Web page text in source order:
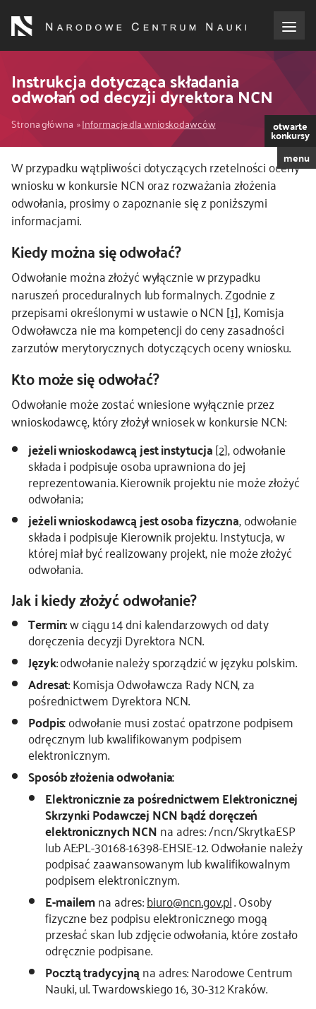
treści
dla wnioskodawców
dla realizujących projekty
dla ekspertów
efekty NCN
współpraca międzynarodowa
nagroda NCN
kontakt
Instrukcja dotycząca składania
odwołań od decyzji dyrektora NCN
Ścieżka
nawigacyjna
Strona główna Informacje dla wnioskodawców otwarte
konkursy
menu
W przypadku wątpliwości dotyczących rzetelności oceny
wniosku w konkursie NCN oraz rozważania złożenia
odwołania, prosimy o zapoznanie się z poniższymi
informacjami.
Kiedy można się odwołać?
Odwołanie można złożyć wyłącznie w przypadku
naruszeń proceduralnych lub formalnych. Zgodnie z
przepisami określonymi w ustawie o NCN[1], Komisja
Odwoławcza nie ma kompetencji do ceny zasadności
zarzutów merytorycznych dotyczących oceny wniosku.
Kto może się odwołać?
Odwołanie może zostać wniesione wyłącznie przez
wnioskodawcę, który złożył wniosek w konkursie NCN:
jeżeli wnioskodawcą jest instytucja[2], odwołanie
składa i podpisuje osoba uprawniona do jej
reprezentowania. Kierownik projektu nie może złożyć
odwołania;
jeżeli wnioskodawcą jest osoba fizyczna, odwołanie
składa i podpisuje Kierownik projektu. Instytucja, w
której miał być realizowany projekt, nie może złożyć
odwołania.
Jak i kiedy złożyć odwołanie?
Termin: w ciągu 14 dni kalendarzowych od daty
doręczenia decyzji Dyrektora NCN.
Język: odwołanie należy sporządzić w języku polskim.
Adresat: Komisja Odwoławcza Rady NCN, za
pośrednictwem Dyrektora NCN.
Podpis:odwołanie musi zostać opatrzone podpisem
odręcznym lub kwalifikowanym podpisem
elektronicznym.
Sposób złożenia odwołania:
Elektronicznie za pośrednictwem Elektronicznej
Skrzynki Podawczej NCN bądź doręczeń
elektronicznych NCNna adres: /ncn/SkrytkaESP
lub AE:PL-30168-16398-EHSIE-12. Odwołanie należy
podpisać zaawansowanym lub kwalifikowalnym
podpisem elektronicznym.
E-mailemna adres:biuro@ncn.gov.pl. Osoby
fizyczne bez podpisu elektronicznego mogą
przesłać skan lub zdjęcie odwołania, które zostało
odręcznie podpisane.
Pocztą tradycyjnąna adres: Narodowe Centrum
Nauki, ul. Twardowskiego 16, 30-312 Kraków.